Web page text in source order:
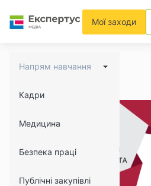
Мої заходи
Напрям навчання
Кадри
Медицина
Безпека праці
Публічні закупівлі